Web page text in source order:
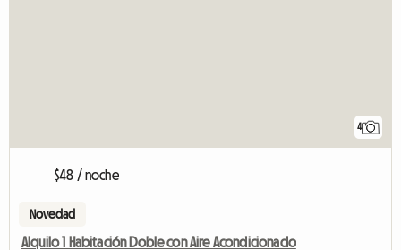
4
$48 / noche
Novedad
Alquilo 1 Habitación Doble con Aire Acondicionado